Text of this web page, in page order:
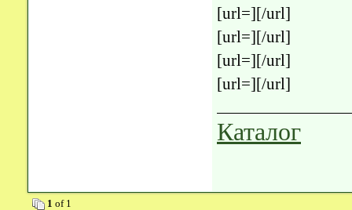
[url=][/url]
[url=][/url]
[url=][/url]
[url=][/url]
Каталог
1 of 1